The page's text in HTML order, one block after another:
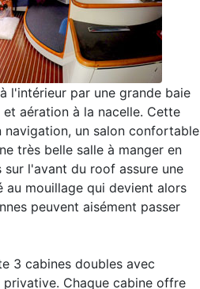
l'intérieur par une grande baie
aération à la nacelle. Cette
un salon confortable
très belle salle à manger en
l'avant du roof assure une
mouillage qui devient alors
peuvent aisément passer
3 cabines doubles avec
privative. Chaque cabine offre